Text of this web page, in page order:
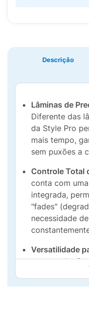
Descrição
Lâminas de
Diferente das
da Style Pro
mais tempo,
sem puxões a
Controle Total
conta com uma
integrada,
"fades"
necessidade
Versatilidade
acompanha8
,
comprimento